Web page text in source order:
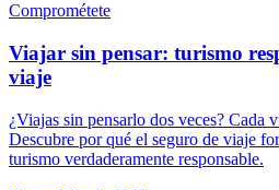
Comprométete
Viajar sin pensar: turismo
viaje
¿Viajas sin pensarlo dos veces? Cada
Descubre por qué el seguro de viaje
turismo verdaderamente responsable.